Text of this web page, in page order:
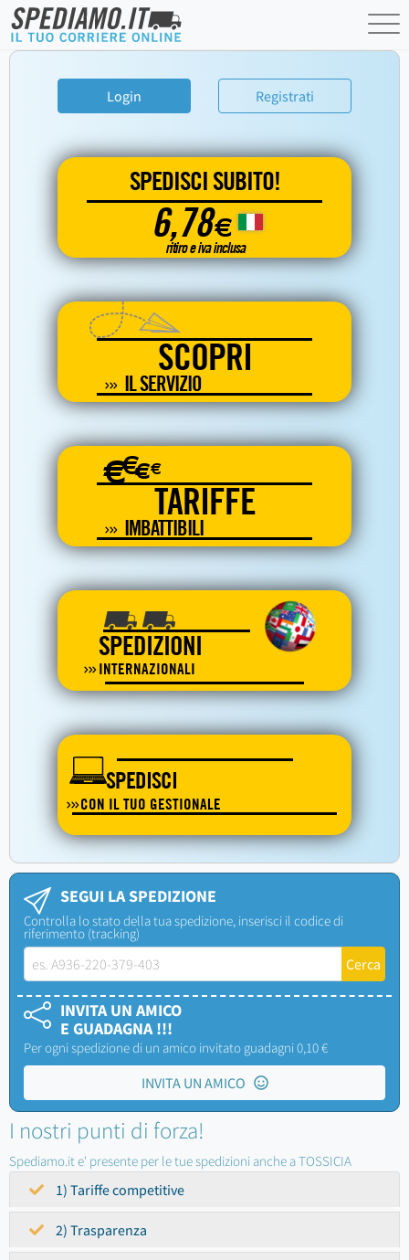
Login Registrati
SPEDISCI SUBITO!
6,78€
ritiro e iva inclusa
SCOPRI
IL SERVIZIO
€€€€
TARIFFE
IMBATTIBILI
SPEDIZIONI
INTERNAZIONALI
SPEDISCI
CON IL TUO GESTIONALE
SEGUI LA SPEDIZIONE
Controlla lo stato della tua spedizione, inserisci il codice di
riferimento (tracking)
INVITA UN AMICO
E GUADAGNA !!!
Per ogni spedizione di un amico invitato guadagni 0,10 €
INVITA UN AMICO
I nostri punti di forza!
Spediamo.it e' presente per le tue spedizioni anche a TOSSICIA
1) Tariffe competitive
2) Trasparenza